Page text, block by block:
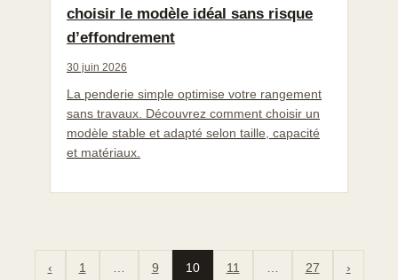
choisir le modèle idéal sans risque
d’effondrement
30 juin 2026
La penderie simple optimise votre rangement
sans travaux. Découvrez comment choisir un
modèle stable et adapté selon taille, capacité
et matériaux.
‹ 1 9 10 11 27 ›